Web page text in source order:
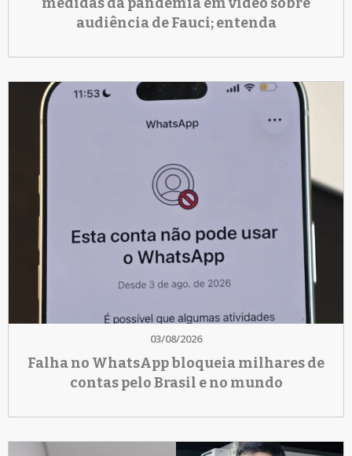
audiência de Fauci; entenda
03/08/2026
Falha no WhatsApp bloqueia milhares de
contas pelo Brasil e no mundo